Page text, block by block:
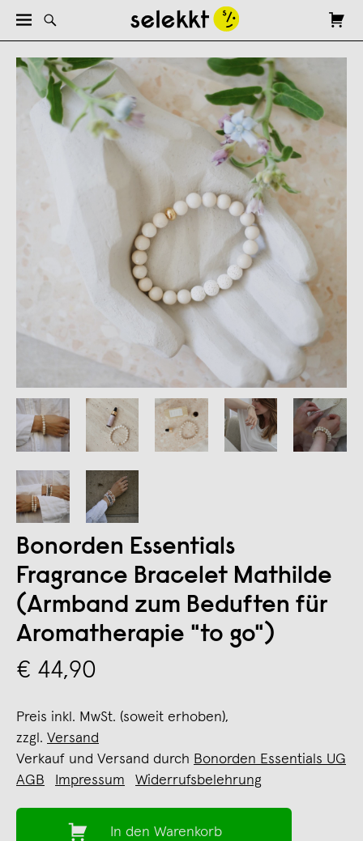
Bonorden Essentials
Fragrance Bracelet Mathilde
(Armband zum Beduften für
Aromatherapie "to go")
€ 44,90
Preis inkl. MwSt. (soweit erhoben),
zzgl. Versand
Verkauf und Versand durch Bonorden Essentials UG
AGB
Impressum Widerrufsbelehrung
In den Warenkorb